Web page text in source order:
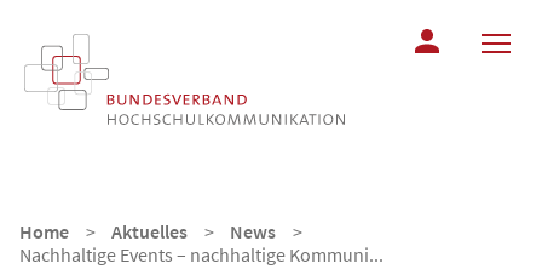
Home Aktuelles
News
Nachhaltige Events – nachhaltige Kommuni...